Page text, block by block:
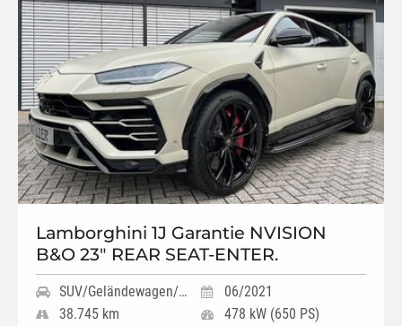
Lamborghini 1J Garantie NVISION
B&O 23" REAR SEAT-ENTER.
SUV/Geländewagen/Pickup
06/2021
38.745 km
478 kW (650 PS)